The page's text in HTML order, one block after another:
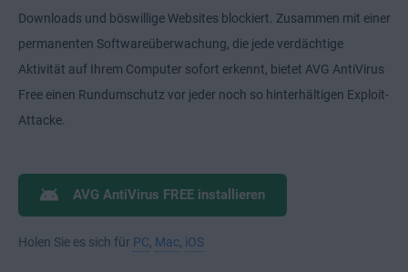
Downloads und böswillige Websites blockiert. Zusammen mit einer
permanenten Softwareüberwachung, die jede verdächtige
Aktivität auf Ihrem Computer sofort erkennt, bietet AVG AntiVirus
Free einen Rundumschutz vor jeder noch so hinterhältigen Exploit-
Attacke.
AVG AntiVirus FREE installieren
Holen Sie es sich für PC Mac iOS